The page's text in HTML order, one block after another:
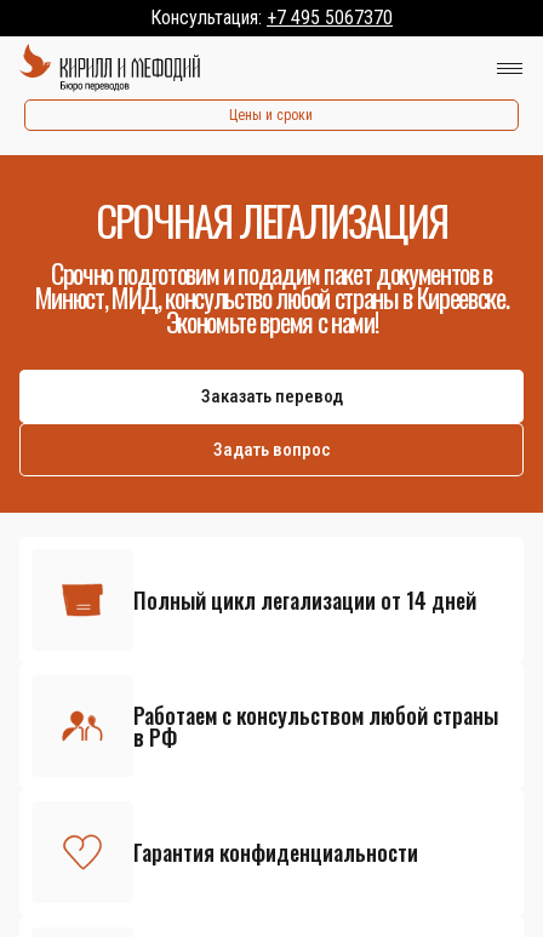
Консультация: +7 495 5067370
Цены и сроки
СРОЧНАЯ ЛЕГАЛИЗАЦИЯ
Срочно подготовим и подадим пакет документов в
Минюст, МИД, консульство любой страны в Киреевске.
Экономьте время с нами!
Заказать перевод
Задать вопрос
Полный цикл легализации от 14 дней
Работаем с консульством любой страны
в РФ
Гарантия конфиденциальности